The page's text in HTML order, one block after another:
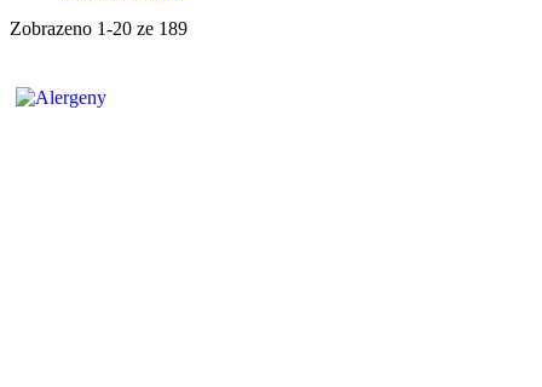
Zobrazeno 1-20 ze 189